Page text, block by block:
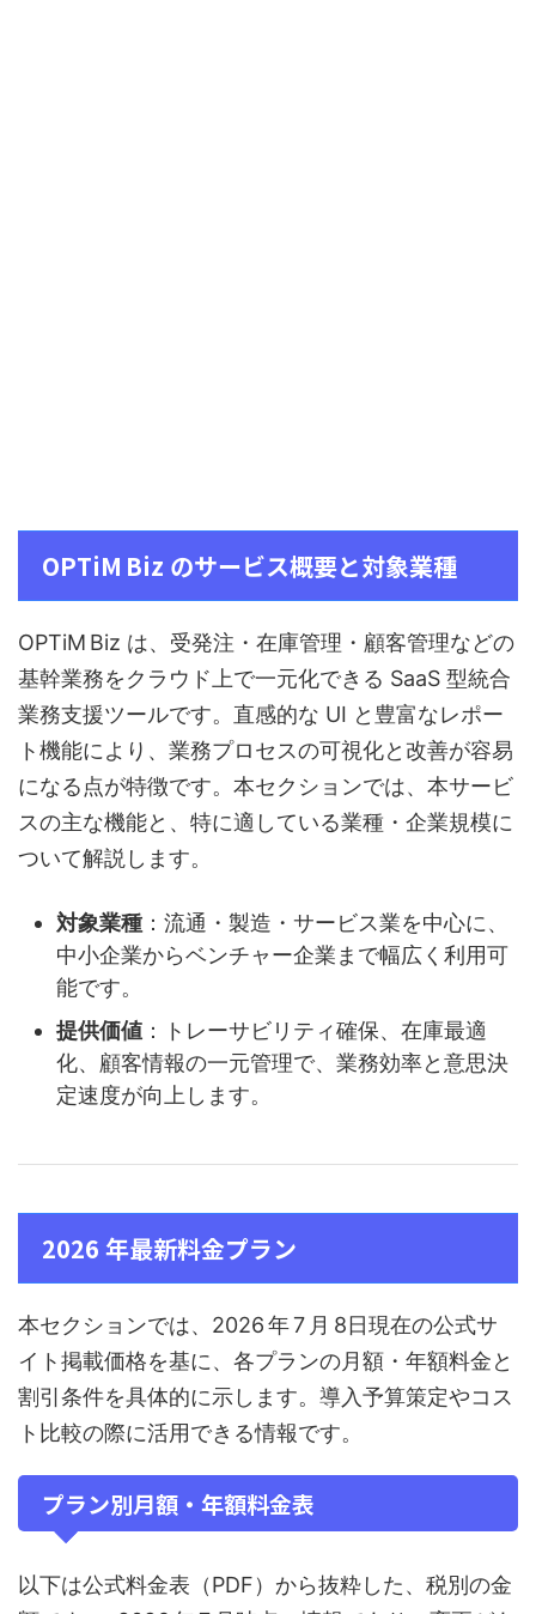
OPTiM Biz のサービス概要と対象業種
OPTiM Biz は、受発注・在庫管理・顧客管理などの
基幹業務をクラウド上で一元化できる SaaS 型統合
業務支援ツールです。直感的な UI と豊富なレポー
ト機能により、業務プロセスの可視化と改善が容易
になる点が特徴です。本セクションでは、本サービ
スの主な機能と、特に適している業種・企業規模に
ついて解説します。
対象業種 ：流通・製造・サービス業を中心に、
中小企業からベンチャー企業まで幅広く利用可
能です。
提供価値 ：トレーサビリティ確保、在庫最適
化、顧客情報の一元管理で、業務効率と意思決
定速度が向上します。
2026 年最新料金プラン
本セクションでは、2026 年 7 月 8日現在の公式サ
イト掲載価格を基に、各プランの月額・年額料金と
割引条件を具体的に示します。導入予算策定やコス
ト比較の際に活用できる情報です。
プラン別月額・年額料金表
以下は公式料金表（PDF）から抜粋した、税別の金